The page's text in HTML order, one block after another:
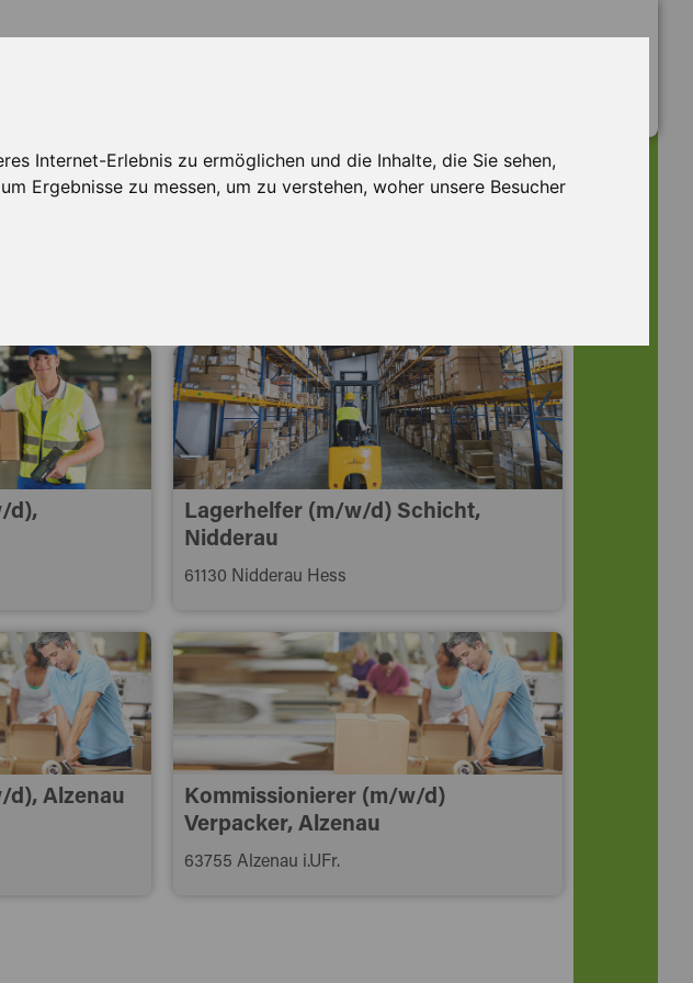
Internet-Erlebnis zu ermöglichen und die Inhalte, die Sie sehen,
Ergebnisse zu messen, um zu verstehen, woher unsere Besucher
...
d),
Lagerhelfer (m/w/d) Schicht,
Nidderau
61130 Nidderau Hess
Alzenau
Kommissionierer (m/w/d)
Verpacker, Alzenau
63755 Alzenau i.UFr.